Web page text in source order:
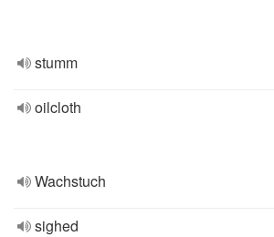
stumm
oilcloth
Wachstuch
sighed